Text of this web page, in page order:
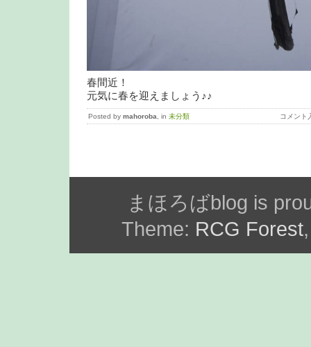
春間近！
元気に春を迎えましょう♪♪
Posted by mahoroba , in 未分類 コメント
まほろばblog is
Theme: RCG Forest